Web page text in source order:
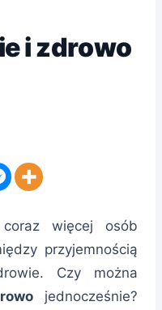
i zdrowo
więcej osób
przyjemnością
Czy można
jednocześnie?